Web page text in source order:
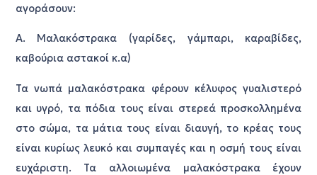
αγοράσουν:
Α. Μαλακόστρακα (γαρίδες, γάμπαρι, καραβίδες,
καβούρια αστακοί κ.α)
Τα νωπά μαλακόστρακα φέρουν κέλυφος γυαλιστερό
και υγρό, τα πόδια τους είναι στερεά προσκολλημένα
στο σώμα, τα μάτια τους είναι διαυγή, το κρέας τους
είναι κυρίως λευκό και συμπαγές και η οσμή τους είναι
ευχάριστη. Τα αλλοιωμένα μαλακόστρακα έχουν